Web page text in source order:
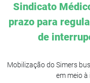
Sindicato
prazo para
de
Mobilização do Simers
em meio